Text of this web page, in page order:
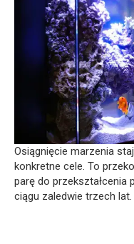
Osiągnięcie marzenia
konkretne cele. To
parę do przekształcenia
ciągu zaledwie trzech lat.